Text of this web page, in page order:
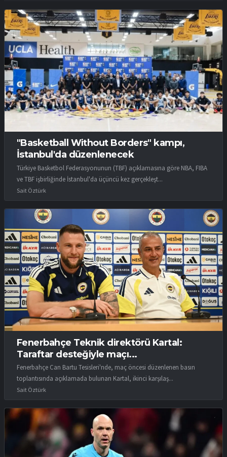
"Basketball Without Borders" kampı,
İstanbul'da düzenlenecek
Türkiye Basketbol Federasyonunun (TBF) açıklamasına göre NBA, FIBA
ve TBF işbirliğinde İstanbul'da üçüncü kez gerçekleşt...
Sait Öztürk
Fenerbahçe Teknik direktörü Kartal:
Taraftar desteğiyle maçı...
Fenerbahçe Can Bartu Tesisleri'nde, maç öncesi düzenlenen basın
toplantısında açıklamada bulunan Kartal, ikinci karşılaş...
Sait Öztürk